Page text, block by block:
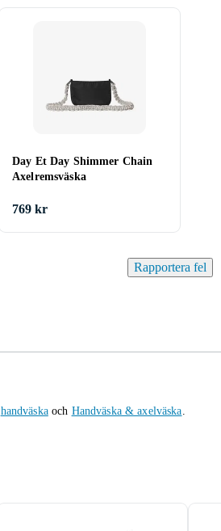
Day Et Day Shimmer Chain
Axelremsväska
769 kr
Rapportera fel
handväskaoch Handväska & axelväska.